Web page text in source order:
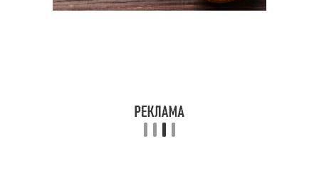
Сахара в столовой